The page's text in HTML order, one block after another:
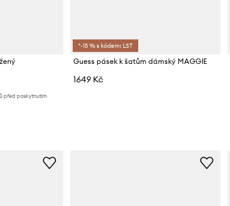
před poskytnutím
*-15 % s kódem: LST
Guess pásek k šatům dámský MAGGIE
1649 Kč